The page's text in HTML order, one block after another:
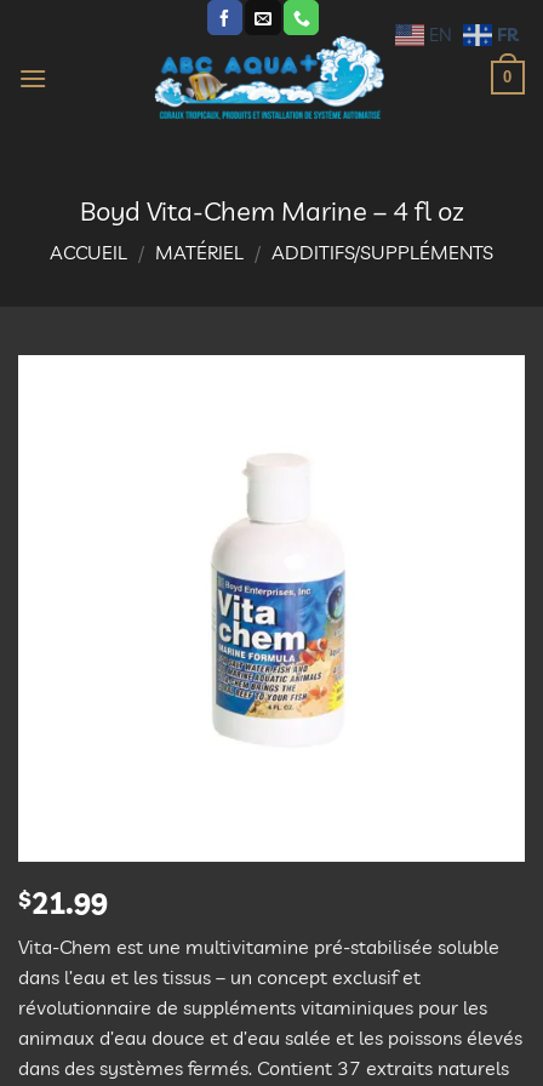
contenu
0
Boyd Vita-Chem Marine – 4 fl oz
ACCUEIL / MATÉRIEL / ADDITIFS/SUPPLÉMENTS
$21.99
Vita-Chem est une multivitamine pré-stabilisée soluble
dans l’eau et les tissus – un concept exclusif et
révolutionnaire de suppléments vitaminiques pour les
animaux d’eau douce et d’eau salée et les poissons élevés
dans des systèmes fermés. Contient 37 extraits naturels
EN FR